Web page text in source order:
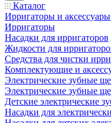
Каталог
Ирригаторы и аксессуары
Ирригаторы
Насадки для ирригаторов
Жидкости для
Средства для чистки
Комплектующие и
Электрические зубные
Электрические зубные
Детские электрические
Насадки для